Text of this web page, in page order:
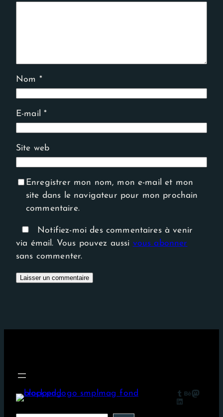
Nom *
E-mail*
Site web
Enregistrer mon nom, mon e-mail et mon
site dans le navigateur pour mon prochain
commentaire.
Notifiez-moi des commentaires à venir
via émail. Vous pouvez aussi vous abonner
sans commenter.
Tumblr Behance Mastodon
LinkedIn